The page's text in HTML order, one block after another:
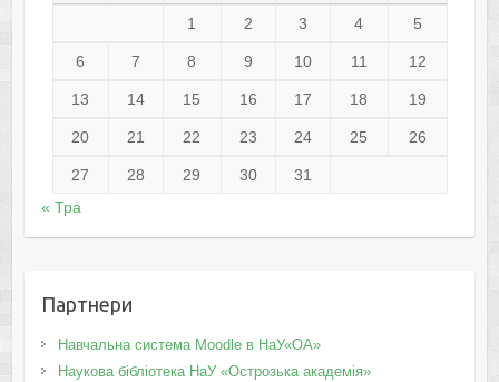
1 2 3 4 5
6 7 8 9 10 11 12
13 14 15 16 17 18 19
20 21 22 23 24 25 26
27 28 29 30
31
« Тра
Партнери
Навчальна система Moodle в НаУ«ОА»
Наукова бібліотека НаУ «Острозька академія»